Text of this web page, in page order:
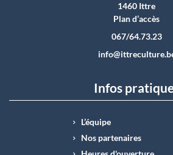
1460 Ittre
Plan d’accès
067/64.73.23
Infos
L’équipe
Nos partenaires